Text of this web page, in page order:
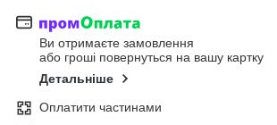
Ви отримаєте замовлення
або гроші повернуться на вашу картку
Детальніше
Оплатити частинами